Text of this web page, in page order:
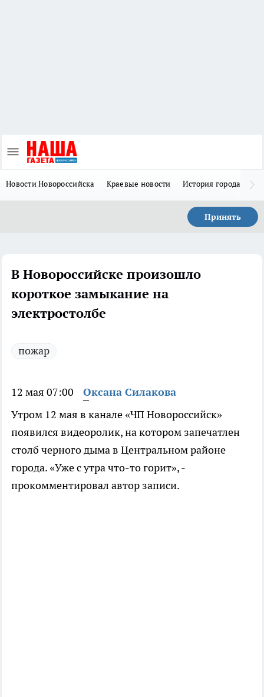
Новости Новороссийска Краевые новости История города Н
Принять
В Новороссийске произошло
короткое замыкание на
электростолбе
пожар
12 мая 07:00
Оксана Силакова
Утром 12 мая в канале «ЧП Новороссийск»
появился видеоролик, на котором запечатлен
столб черного дыма в Центральном районе
города. «Уже с утра что-то горит», -
прокомментировал автор записи.